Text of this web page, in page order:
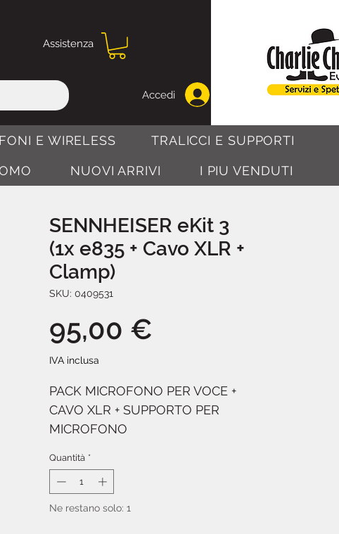
Assistenza
Accedi
E WIRELESS TRALICCI E SUPPORTI
NUOVI ARRIVI I PIU VENDUTI
SENNHEISER eKit 3
(1x e835 + Cavo XLR +
Clamp)
SKU: 0409531
95,00 €
IVA inclusa
PACK MICROFONO PER VOCE +
CAVO XLR + SUPPORTO PER
MICROFONO
Microfono Cardioide dinamico
progettato per voce e parlato.
Produce un suono solido che si
Quantità *
Ne restano solo: 1